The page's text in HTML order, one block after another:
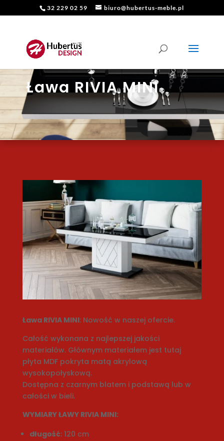
32 229 02 59 biuro@hubertus-meble.pl
Ława RIVIA MINI
Ława RIVIA MINI: Nowość w naszej ofercie.
Całość wykonana z najlepszej jakości
materiałów. Głównym materiałem jest tutaj
płyta MDF pokryta matą akrylową
wysokopołyskową.
Dostępna z czarnym blatem i podstawą lub w
całości w bieli.
WYMIARY ŁAWY RIVIA MINI:
długość: 120 cm